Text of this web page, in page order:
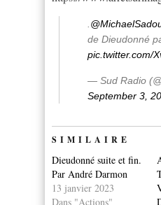
de Dieudonné
pic.twitter.com/
— Sud Radio
September 3,
SIMILAIRE
Dieudonné suite et fin.
Par André Darmon
13 janvier 2023
Dans "Actions"